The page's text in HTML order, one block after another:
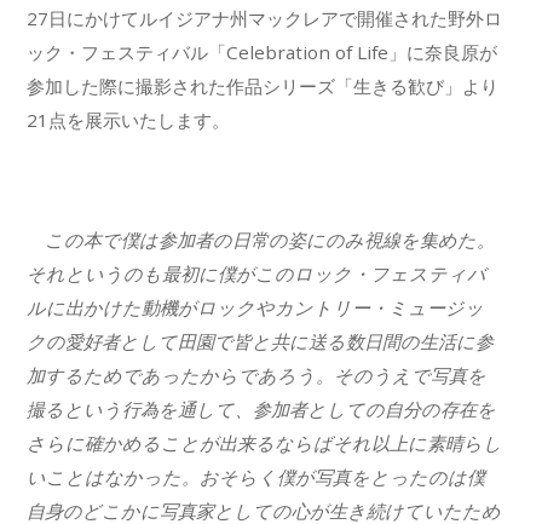
27日にかけてルイジアナ州マックレアで開催された野外ロ
ック・フェスティバル「Celebration of Life」に奈良原が
参加した際に撮影された作品シリーズ「生きる歓び」より
21点を展示いたします。
この本で僕は参加者の日常の姿にのみ視線を集めた。
それというのも最初に僕がこのロック・フェスティバ
ルに出かけた動機がロックやカントリー・ミュージッ
クの愛好者として田園で皆と共に送る数日間の生活に参
加するためであったからであろう。そのうえで写真を
撮るという行為を通して、参加者としての自分の存在を
さらに確かめることが出来るならばそれ以上に素晴らし
いことはなかった。おそらく僕が写真をとったのは僕
自身のどこかに写真家としての心が生き続けていたため